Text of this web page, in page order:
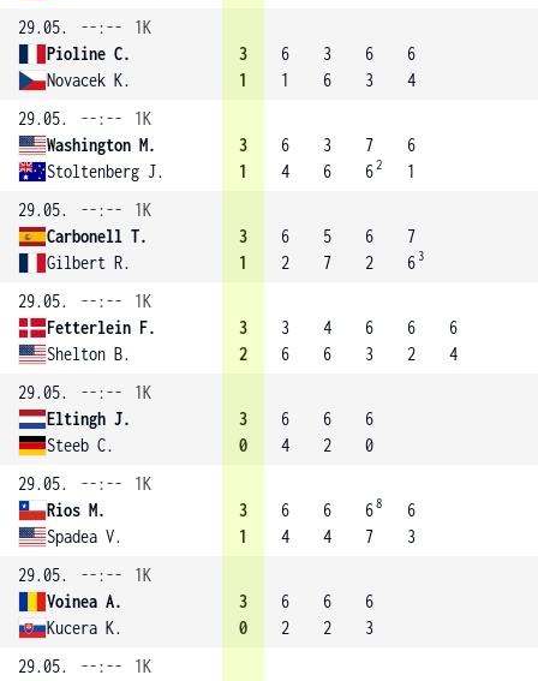
29.05.
--:--
1K
Pioline C.
Novacek K.
3
1
6
1
3
6
6
3
6
4
29.05.
--:--
1K
Washington M.
Stoltenberg J.
3
1
6
4
3
6
7
62
6
1
29.05.
--:--
1K
Carbonell T.
Gilbert R.
3
1
6
2
5
7
6
2
7
6 3
29.05. --:--
1K
Fetterlein F.
Shelton B.
3
2
3
6
4
6
6
3
6
2
6
4
29.05.
--:--
1K
Eltingh J.
Steeb C.
3
0
6
4
6
2
6
0
29.05.
--:--
1K
Rios M.
Spadea V.
3
1
6
4
6
4
68
7
6
3
29.05.
--:--
1K
Voinea A.
Kucera K.
3
0
6
2
6
2
6
3
29.05.
--:--
1K